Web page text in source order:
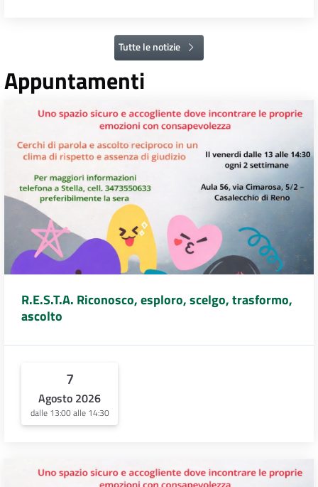
Tutte le notizie
Appuntamenti
R.E.S.T.A. Riconosco, esploro, scelgo, trasformo,
ascolto
7
Agosto 2026
dalle 13:00 alle 14:30